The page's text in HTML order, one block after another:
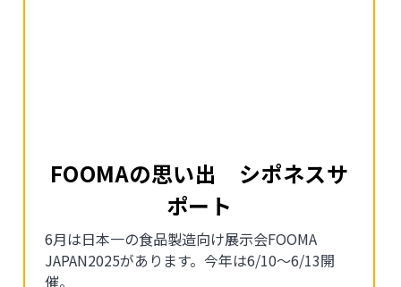
FOOMAの思い出 シポネスサ
ポート
6月は日本一の食品製造向け展示会FOOMA
JAPAN2025があります。今年は6/10～6/13開
催。